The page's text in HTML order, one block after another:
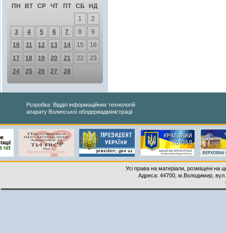
ПН ВТ СР ЧТ ПТ СБ
НД
1
2
3
4 5 6 7 8
9
10
11 12 13 14 15
16
17
18 19 20 21 22
23
24
25 26 27 28
Розробка: Відділ інформаційних технологій
апарату Волинської облдержадміністрації
Усі права на матеріали, розміщені на
Адреса: 44700, м.Володимир,